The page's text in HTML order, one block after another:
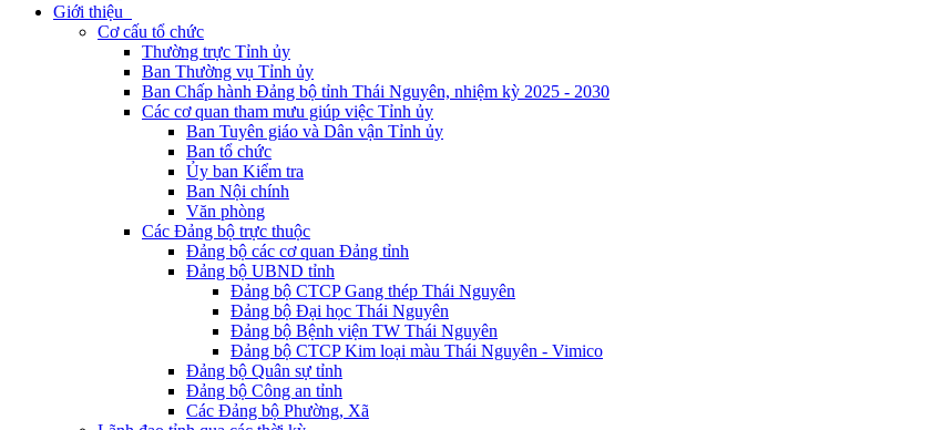
Giới thiệu
Cơ cấu tổ chức
Thường trực Tỉnh ủy
Ban Thường vụ Tỉnh ủy
Ban Chấp hành Đảng bộ tỉnh Thái Nguyên, nhiệm kỳ 2025 - 2030
Các cơ quan tham mưu giúp việc Tỉnh ủy
Ban Tuyên giáo và Dân vận Tỉnh ủy
Ban tổ chức
Ủy ban Kiểm tra
Ban Nội chính
Văn phòng
Các Đảng bộ trực thuộc
Đảng bộ các cơ quan Đảng tỉnh
Đảng bộ UBND tỉnh
Đảng bộ CTCP Gang thép Thái Nguyên
Đảng bộ Đại học Thái Nguyên
Đảng bộ Bệnh viện TW Thái Nguyên
Đảng bộ CTCP Kim loại màu Thái Nguyên - Vimico
Đảng bộ Quân sự tỉnh
Đảng bộ Công an tỉnh
Các Đảng bộ Phường, Xã